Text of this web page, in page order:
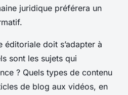
juridique préférera un
éditoriale doit s’adapter à
sont les sujets qui
? Quels types de contenu
de blog aux vidéos, en